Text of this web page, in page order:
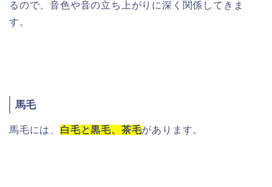
るので、音色や音の立ち上がりに深く関係してきま
す。
馬毛
馬毛には、 白毛と黒毛、茶毛があります。